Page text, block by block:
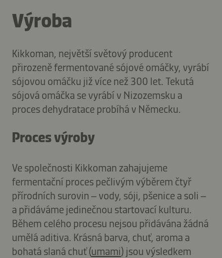
Výroba
Kikkoman, největší světový producent
přirozeně fermentované sójové omáčky, vyrábí
sójovou omáčku již více než 300 let. Tekutá
sójová omáčka se vyrábí v Nizozemsku a
proces dehydratace probíhá v Německu.
Proces výroby
Ve společnosti Kikkoman zahajujeme
fermentační proces pečlivým výběrem čtyř
přírodních surovin – vody, sóji, pšenice a soli –
a přidáváme jedinečnou startovací kulturu.
Během celého procesu nejsou přidávána žádná
umělá aditiva. Krásná barva, chuť, aroma a
bohatá slaná chuť (umami) jsou výsledkem